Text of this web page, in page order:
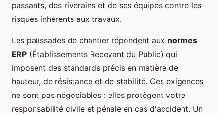
passants, des riverains et de ses équipes contre les
risques inhérents aux travaux.
Les palissades de chantier répondent aux normes
ERP (Établissements Recevant du Public) qui
imposent des standards précis en matière de
hauteur, de résistance et de stabilité. Ces exigences
ne sont pas négociables : elles protègent votre
responsabilité civile et pénale en cas d'accident. Un